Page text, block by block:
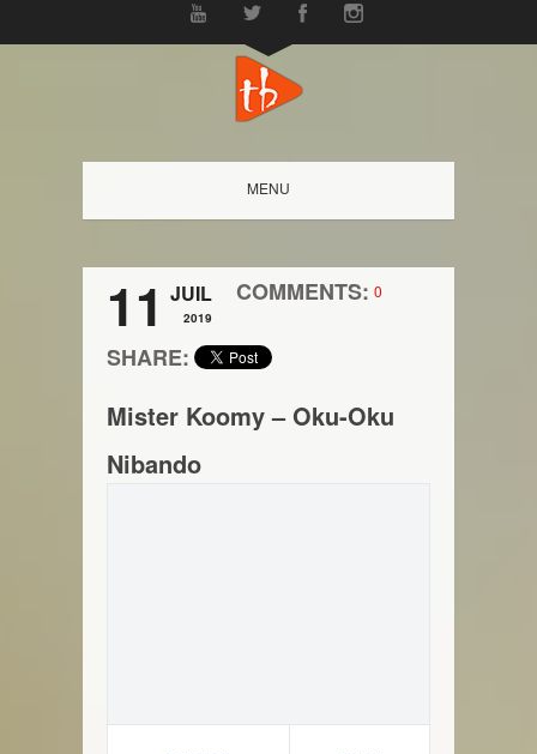
MENU
11 JUIL
2019
COMMENTS: 0
SHARE:
Mister Koomy – Oku-Oku
Nibando